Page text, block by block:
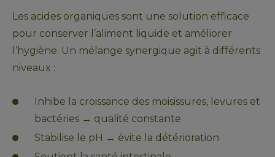
Les acides organiques sont une solution efficace
pour conserver l’aliment liquide et améliorer
l’hygiène. Un mélange synergique agit à différents
niveaux :
Inhibe la croissance des moisissures, levures et
bactéries → qualité constante
Stabilise le pH → évite la détérioration